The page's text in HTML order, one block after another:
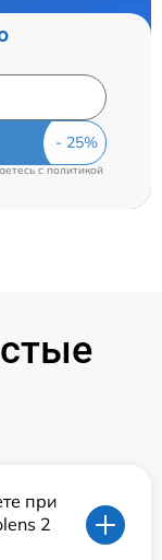
c политикой
при
2